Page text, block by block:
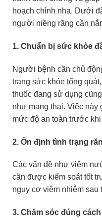
hoạch chỉnh nha. Dưới
người niềng răng cần
1. Chuẩn bị sức khỏe
Người bệnh cần chủ
trạng sức khỏe tổng
thuốc đang sử dụng
như mang thai. Việc này
mức độ an toàn trước
2. Ổn định tình trạng
Các vấn đề như viêm
cần được kiểm soát tốt
nguy cơ viêm nhiễm sau
3. Chăm sóc đúng